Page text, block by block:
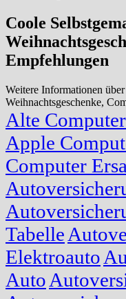
Coole
Empfehlungen
Weitere Informationen
Weihnachtsgeschenke,
Alte
Apple
Computer
Tabelle
Elektroauto
Auto